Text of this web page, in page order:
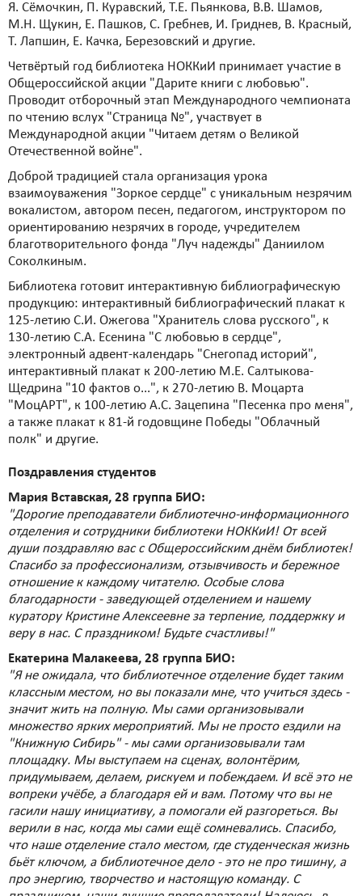
Я. Сёмочкин, П. Куравский, Т.Е. Пьянкова, В.В. Шамов,
М.Н. Щукин, Е. Пашков, С. Гребнев, И. Гриднев, В. Красный,
Т. Лапшин, Е. Качка, Березовский и другие.
Четвёртый год библиотека НОККиИ принимает участие в
Общероссийской акции "Дарите книги с любовью".
Проводит отборочный этап Международного чемпионата
по чтению вслух "Страница №", участвует в
Международной акции "Читаем детям о Великой
Отечественной войне".
Доброй традицией стала организация урока
взаимоуважения "Зоркое сердце" с уникальным незрячим
вокалистом, автором песен, педагогом, инструктором по
ориентированию незрячих в городе, учредителем
благотворительного фонда "Луч надежды" Даниилом
Соколкиным.
Библиотека готовит интерактивную библиографическую
продукцию: интерактивный библиографический плакат к
125-летию С.И. Ожегова "Хранитель слова русского", к
130-летию С.А. Есенина "С любовью в сердце",
электронный адвент-календарь "Снегопад историй",
интерактивный плакат к 200-летию М.Е. Салтыкова-
Щедрина "10 фактов о...", к 270-летию В. Моцарта
"МоцАРТ", к 100-летию А.С. Зацепина "Песенка про меня",
а также плакат к 81-й годовщине Победы "Облачный
полк" и другие.
Поздравления студентов
Мария Вставская, 28 группа БИО:
"Дорогие преподаватели библиотечно-информационного
отделения и сотрудники библиотеки НОККиИ! От всей
души поздравляю вас с Общероссийским днём библиотек!
Спасибо за профессионализм, отзывчивость и бережное
отношение к каждому читателю. Особые слова
благодарности - заведующей отделением и нашему
куратору Кристине Алексеевне за терпение, поддержку и
веру в нас. С праздником! Будьте счастливы!"
Екатерина Малакеева, 28 группа БИО:
"Я не ожидала, что библиотечное отделение будет таким
классным местом, но вы показали мне, что учиться здесь -
значит жить на полную. Мы сами организовывали
множество ярких мероприятий. Мы не просто ездили на
"Книжную Сибирь" - мы сами организовывали там
площадку. Мы выступаем на сценах, волонтёрим,
придумываем, делаем, рискуем и побеждаем. И всё это не
вопреки учёбе, а благодаря ей и вам. Потому что вы не
гасили нашу инициативу, а помогали ей разгореться. Вы
верили в нас, когда мы сами ещё сомневались. Спасибо,
что наше отделение стало местом, где студенческая жизнь
бьёт ключом, а библиотечное дело - это не про тишину, а
про энергию, творчество и настоящую команду. С